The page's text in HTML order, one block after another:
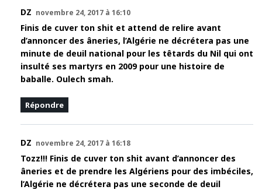
DZ novembre 24, 2017 à 16:10
Finis de cuver ton shit et attend de relire avant
d’annoncer des âneries, l’Algérie ne décrétera pas une
minute de deuil national pour les têtards du Nil qui ont
insulté ses martyrs en 2009 pour une histoire de
baballe. Oulech smah.
Répondre
DZ novembre 24, 2017 à 16:18
Tozz!!! Finis de cuver ton shit avant d’annoncer des
âneries et de prendre les Algériens pour des imbéciles,
l’Algérie ne décrétera pas une seconde de deuil